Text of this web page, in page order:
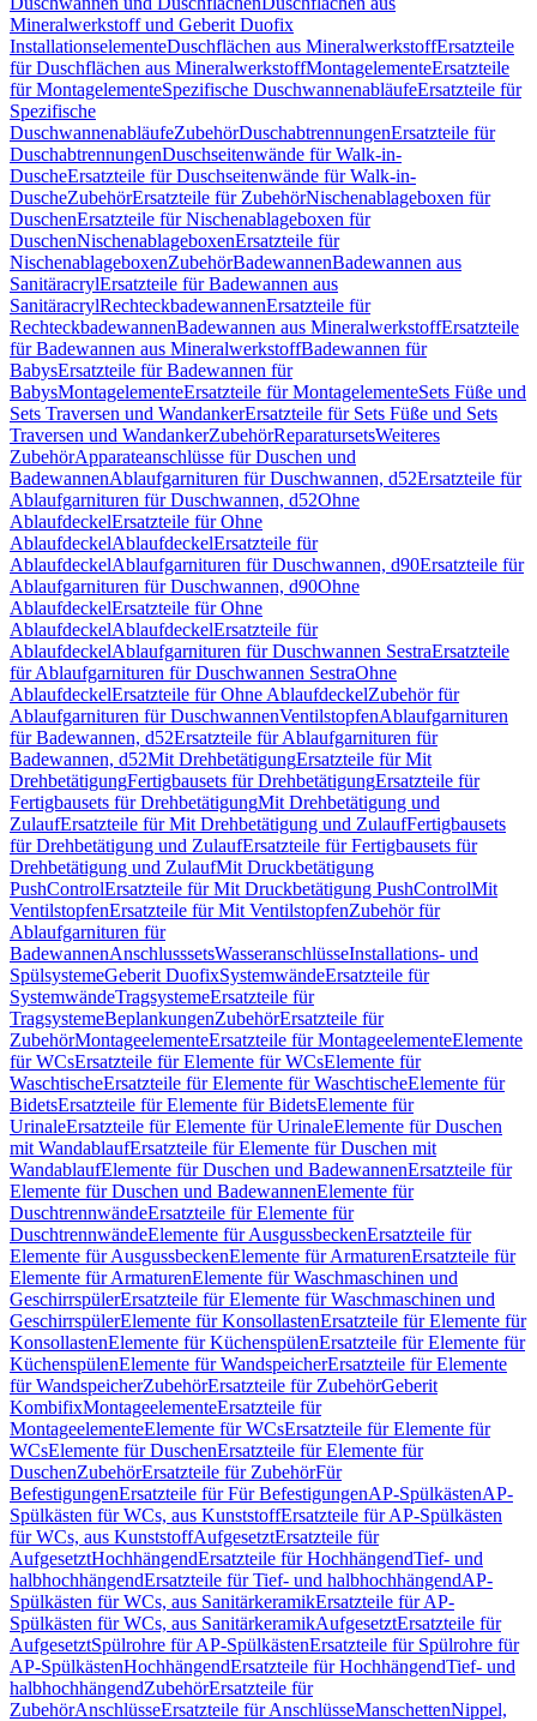
Mineralwerkstoff und Geberit Duofix
InstallationselementeDuschflächen aus MineralwerkstoffErsatzteile
für Duschflächen aus MineralwerkstoffMontagelementeErsatzteile
für MontagelementeSpezifische DuschwannenabläufeErsatzteile für
Spezifische
DuschwannenabläufeZubehörDuschabtrennungenErsatzteile für
DuschabtrennungenDuschseitenwände für Walk-in-
DuscheErsatzteile für Duschseitenwände für Walk-in-
DuscheZubehörErsatzteile für ZubehörNischenablageboxen für
DuschenErsatzteile für Nischenablageboxen für
DuschenNischenablageboxenErsatzteile für
NischenablageboxenZubehörBadewannenBadewannen aus
SanitäracrylErsatzteile für Badewannen aus
SanitäracrylRechteckbadewannenErsatzteile für
RechteckbadewannenBadewannen aus MineralwerkstoffErsatzteile
für Badewannen aus MineralwerkstoffBadewannen für
BabysErsatzteile für Badewannen für
BabysMontagelementeErsatzteile für MontagelementeSets Füße und
Sets Traversen und WandankerErsatzteile für Sets Füße und Sets
Traversen und WandankerZubehörReparatursetsWeiteres
ZubehörApparateanschlüsse für Duschen und
BadewannenAblaufgarnituren für Duschwannen, d52Ersatzteile für
Ablaufgarnituren für Duschwannen, d52Ohne
AblaufdeckelErsatzteile für Ohne
AblaufdeckelAblaufdeckelErsatzteile für
AblaufdeckelAblaufgarnituren für Duschwannen, d90Ersatzteile für
Ablaufgarnituren für Duschwannen, d90Ohne
AblaufdeckelErsatzteile für Ohne
AblaufdeckelAblaufdeckelErsatzteile für
AblaufdeckelAblaufgarnituren für Duschwannen SestraErsatzteile
für Ablaufgarnituren für Duschwannen SestraOhne
AblaufdeckelErsatzteile für Ohne AblaufdeckelZubehör für
Ablaufgarnituren für DuschwannenVentilstopfenAblaufgarnituren
für Badewannen, d52Ersatzteile für Ablaufgarnituren für
Badewannen, d52Mit DrehbetätigungErsatzteile für Mit
DrehbetätigungFertigbausets für DrehbetätigungErsatzteile für
Fertigbausets für DrehbetätigungMit Drehbetätigung und
ZulaufErsatzteile für Mit Drehbetätigung und ZulaufFertigbausets
für Drehbetätigung und ZulaufErsatzteile für Fertigbausets für
Drehbetätigung und ZulaufMit Druckbetätigung
PushControlErsatzteile für Mit Druckbetätigung PushControlMit
VentilstopfenErsatzteile für Mit VentilstopfenZubehör für
Ablaufgarnituren für
BadewannenAnschlusssetsWasseranschlüsseInstallations- und
SpülsystemeGeberit DuofixSystemwändeErsatzteile für
SystemwändeTragsystemeErsatzteile für
TragsystemeBeplankungenZubehörErsatzteile für
ZubehörMontageelementeErsatzteile für MontageelementeElemente
für WCsErsatzteile für Elemente für WCsElemente für
WaschtischeErsatzteile für Elemente für WaschtischeElemente für
BidetsErsatzteile für Elemente für BidetsElemente für
UrinaleErsatzteile für Elemente für UrinaleElemente für Duschen
mit WandablaufErsatzteile für Elemente für Duschen mit
WandablaufElemente für Duschen und BadewannenErsatzteile für
Elemente für Duschen und BadewannenElemente für
DuschtrennwändeErsatzteile für Elemente für
DuschtrennwändeElemente für AusgussbeckenErsatzteile für
Elemente für AusgussbeckenElemente für ArmaturenErsatzteile für
Elemente für ArmaturenElemente für Waschmaschinen und
GeschirrspülerErsatzteile für Elemente für Waschmaschinen und
GeschirrspülerElemente für KonsollastenErsatzteile für Elemente für
KonsollastenElemente für KüchenspülenErsatzteile für Elemente für
KüchenspülenElemente für WandspeicherErsatzteile für Elemente
für WandspeicherZubehörErsatzteile für ZubehörGeberit
KombifixMontageelementeErsatzteile für
MontageelementeElemente für WCsErsatzteile für Elemente für
WCsElemente für DuschenErsatzteile für Elemente für
DuschenZubehörErsatzteile für ZubehörFür
BefestigungenErsatzteile für Für BefestigungenAP-SpülkästenAP-
Spülkästen für WCs, aus KunststoffErsatzteile für AP-Spülkästen
für WCs, aus KunststoffAufgesetztErsatzteile für
AufgesetztHochhängendErsatzteile für HochhängendTief- und
halbhochhängendErsatzteile für Tief- und halbhochhängendAP-
Spülkästen für WCs, aus SanitärkeramikErsatzteile für AP-
Spülkästen für WCs, aus SanitärkeramikAufgesetztErsatzteile für
AufgesetztSpülrohre für AP-SpülkästenErsatzteile für Spülrohre für
AP-SpülkästenHochhängendErsatzteile für HochhängendTief- und
halbhochhängendZubehörErsatzteile für
ZubehörAnschlüsseErsatzteile für AnschlüsseManschettenNippel,